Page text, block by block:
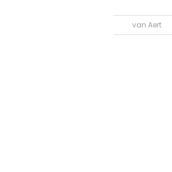
van Aert